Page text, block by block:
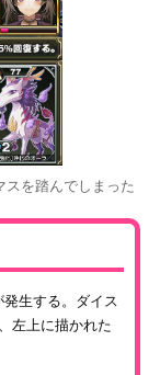
スを踏んでしまった
生する。ダイス
左上に描かれた